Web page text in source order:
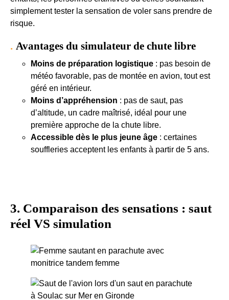
simplement tester la sensation de voler sans prendre de
risque.
Avantages du simulateur de chute libre
Moins de préparation logistique : pas besoin de
météo favorable, pas de montée en avion, tout est
géré en intérieur.
Moins d’appréhension : pas de saut, pas
d’altitude, un cadre maîtrisé, idéal pour une
première approche de la chute libre.
Accessible dès le plus jeune âge : certaines
souffleries acceptent les enfants à partir de 5 ans.
3. Comparaison des sensations : saut
réel VS simulation